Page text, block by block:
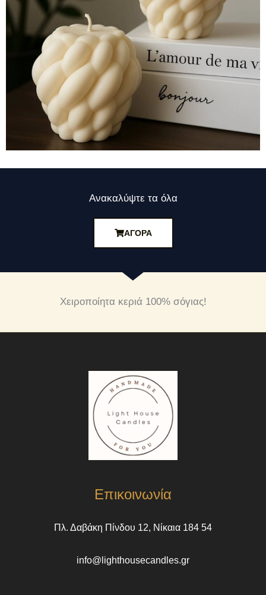
Ανακαλύψτε τα όλα
ΑΓΟΡΆ
Χειροποίητα κεριά 100% σόγιας!
Επικοινωνία
Πλ. Δαβάκη Πίνδου 12, Νίκαια 184 54
info@lighthousecandles.gr